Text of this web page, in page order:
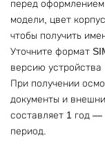
перед
модели, цвет
чтобы получить
Уточните формат
версию
При получении
документы и
составляет 1 год —
период.